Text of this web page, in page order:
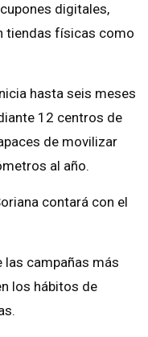
digitales,
tiendas físicas como
hasta seis meses
12 centros de
de movilizar
al año.
contará con el
campañas más
los hábitos de